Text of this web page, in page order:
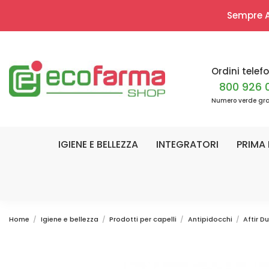
Sempre
Ordini
800 926
Numero verde
IGIENE E BELLEZZA INTEGRATORI PRIMA
Home Igiene e bellezza Prodotti per capelli Antipidocchi Aftir